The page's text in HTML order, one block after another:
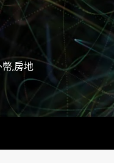
幣,房地